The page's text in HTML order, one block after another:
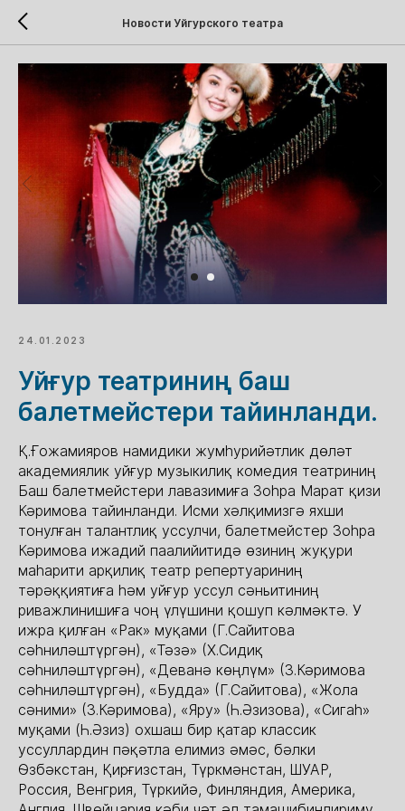
Новости Уйгурского театра
24.01.2023
Уйғур театриниң баш
балетмейстери тайинланди.
Қ.Ғожамияров намидики жумһурийәтлик дөләт
академиялик уйғур музыкилиқ комедия театриниң
Баш балетмейстери лавазимиға Зоһра Марат қизи
Кәримова тайинланди. Исми хәлқимизгә яхши
тонулған талантлиқ уссулчи, балетмейстер Зоһра
Кәримова ижадий паалийитидә өзиниң жуқури
маһарити арқилиқ театр репертуариниң
тәрәққиятиға һәм уйғур уссул сәньитиниң
риважлинишиға чоң үлүшини қошуп кәлмәктә. У
ижра қилған «Рак» муқами (Г.Сайитова
сәһниләштүргән), «Тәзә» (Х.Сидиқ
сәһниләштүргән), «Деванә көңлүм» (З.Кәримова
сәһниләштүргән), «Будда» (Г.Сайитова), «Жола
сәними» (З.Кәримова), «Яру» (Һ.Әзизова), «Сигаһ»
муқами (Һ.Әзиз) охшаш бир қатар классик
уссуллардин пәқәтла елимиз әмәс, бәлки
Өзбәкстан, Қирғизстан, Түркмәнстан, ШУАР,
Россия, Венгрия, Түркийә, Финляндия, Америка,